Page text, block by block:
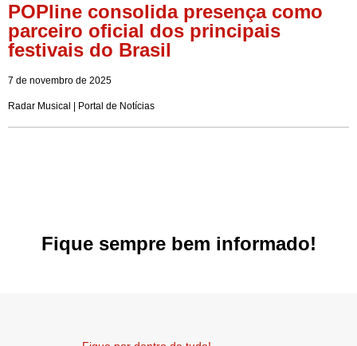
POPline consolida presença como
parceiro oficial dos principais
festivais do Brasil
7 de novembro de 2025
Radar Musical | Portal de Notícias
Fique sempre bem informado!